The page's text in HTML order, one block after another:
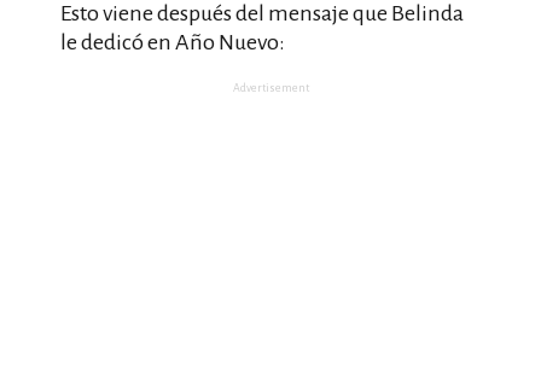
Esto viene después del mensaje que Belinda
le dedicó en Año Nuevo:
Advertisement